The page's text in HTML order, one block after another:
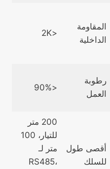
المقاومة
الداخلية
<2K
رطوبة
العمل
<90%
أقصى طول
للسلك
200 متر
للتيار، 100
متر لـ
RS485،